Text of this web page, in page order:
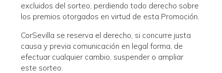
excluidos del sorteo, perdiendo todo derecho sobre
los premios otorgados en virtud de esta Promoción.
CorSevilla se reserva el derecho, si concurre justa
causa y previa comunicación en legal forma, de
efectuar cualquier cambio, suspender o ampliar
este sorteo.